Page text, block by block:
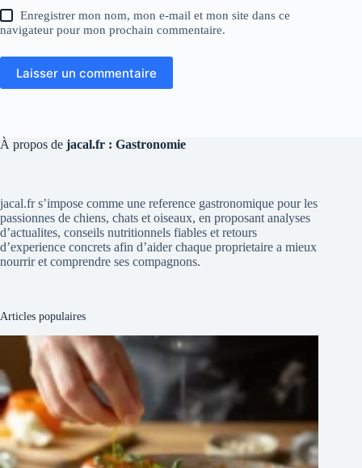
Enregistrer mon nom, mon e-mail et mon site dans ce
navigateur pour mon prochain commentaire.
Laisser un commentaire
À propos de jacal.fr : Gastronomie
jacal.fr s’impose comme une reference gastronomique pour les
passionnes de chiens, chats et oiseaux, en proposant analyses
d’actualites, conseils nutritionnels fiables et retours
d’experience concrets afin d’aider chaque proprietaire a mieux
nourrir et comprendre ses compagnons.
Articles populaires